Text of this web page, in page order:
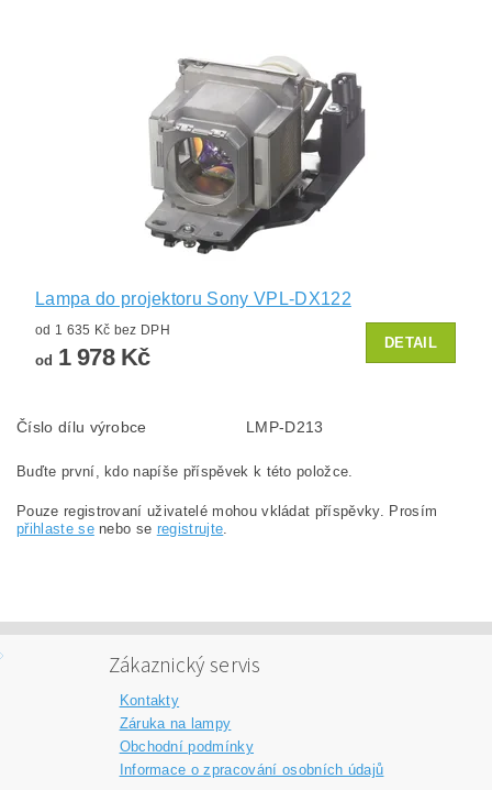
Lampa do projektoru Sony VPL-DX122
od 1 635 Kč bez DPH
od 1 978 Kč
DETAIL
Číslo dílu výrobce LMP-D213
Buďte první, kdo napíše příspěvek k této položce.
Pouze registrovaní uživatelé mohou vkládat příspěvky. Prosím
přihlaste senebo se registrujte.
Zákaznický servis
Kontakty
Záruka na lampy
Obchodní podmínky
Informace o zpracování osobních údajů